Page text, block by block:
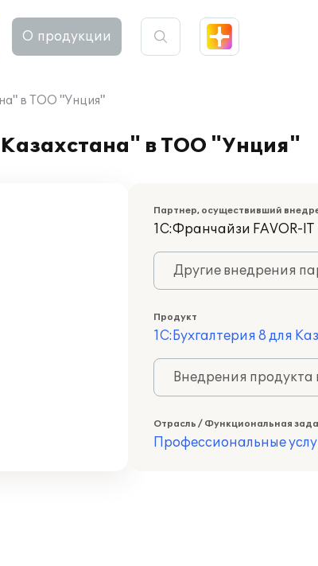
О продукции
в ТОО "Унция"
в ТОО "Унция"
Партнер, осуществивший
1С:Франчайзи FAVOR-IT
Другие внедрения
Продукт
1С:Бухгалтерия 8 для
Внедрения
Отрасль / Функциональная
Профессиональные